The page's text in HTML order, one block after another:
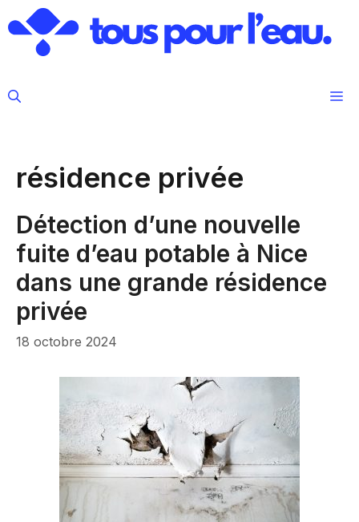
au
contenu
résidence privée
Détection d’une nouvelle
fuite d’eau potable à Nice
dans une grande résidence
privée
18 octobre 2024